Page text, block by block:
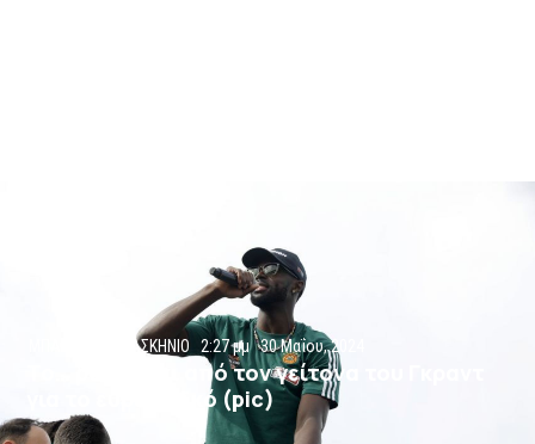
ΠΑΡΑΣΚΗΝΙΟ 2:27 μμ 30 Μαΐου, 2024
Το… ραβασάκι από τον γείτονα του Γκραντ
για το ευρωπαϊκό (pic)